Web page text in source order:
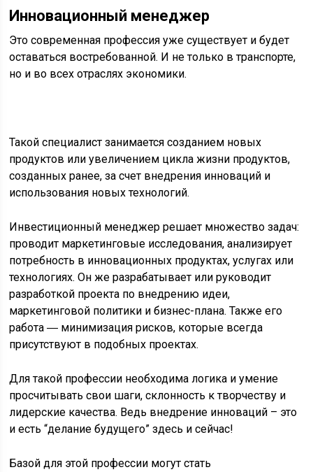
Инновационный менеджер
Это современная профессия уже существует и будет
оставаться востребованной. И не только в транспорте,
но и во всех отраслях экономики.
Такой специалист занимается созданием новых
продуктов или увеличением цикла жизни продуктов,
созданных ранее, за счет внедрения инноваций и
использования новых технологий.
Инвестиционный менеджер решает множество задач:
проводит маркетинговые исследования, анализирует
потребность в инновационных продуктах, услугах или
технологиях. Он же разрабатывает или руководит
разработкой проекта по внедрению идеи,
маркетинговой политики и бизнес-плана. Также его
работа ― минимизация рисков, которые всегда
присутствуют в подобных проектах.
Для такой профессии необходима логика и умение
просчитывать свои шаги, склонность к творчеству и
лидерские качества. Ведь внедрение инноваций – это
и есть “делание будущего” здесь и сейчас!
Базой для этой профессии могут стать